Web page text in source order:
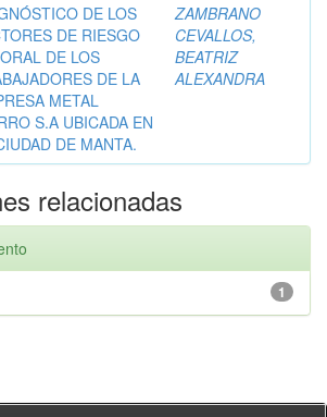
DE LOS
DE RIESGO
DE LOS
DE LA
METAL
S.A UBICADA EN
DE MANTA.
ZAMBRANO
CEVALLOS,
BEATRIZ
ALEXANDRA
relacionadas
1